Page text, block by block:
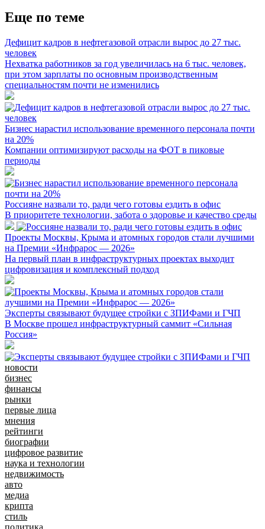
Еще по теме
Дефицит кадров в нефтегазовой отрасли вырос до 27 тыс.
человек
Нехватка работников за год увеличилась на 6 тыс. человек,
при этом зарплаты по основным производственным
специальностям почти не изменились
Бизнес нарастил использование временного персонала почти
на 20%
Компании оптимизируют расходы на ФОТ в пиковые
периоды
Россияне назвали то, ради чего готовы ездить в офис
В приоритете технологии, забота о здоровье и качество среды
Проекты Москвы, Крыма и атомных городов стали лучшими
на Премии «Инфрарос — 2026»
На первый план в инфраструктурных проектах выходит
цифровизация и комплексный подход
Эксперты связывают будущее стройки с ЗПИФами и ГЧП
В Москве прошел инфраструктурный саммит «Сильная
Россия»
новости
бизнес
финансы
рынки
первые лица
мнения
рейтинги
биографии
цифровое развитие
наука и технологии
недвижимость
авто
медиа
крипта
стиль
политика